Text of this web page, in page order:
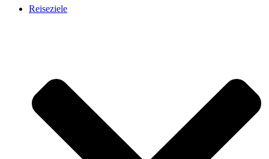
Reiseziele